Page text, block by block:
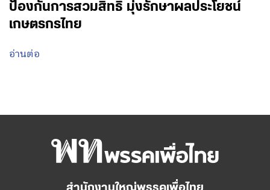
ป้องกันการสวมสิทธิ์ มุ่งรักษาผลประโยชน์
เกษตรกรไทย
อ่านต่อ